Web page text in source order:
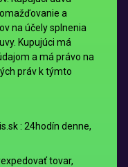
a
na účely splnenia
Kupujúci má
a má právo na
práv k týmto
: 24hodín denne,
tovar,